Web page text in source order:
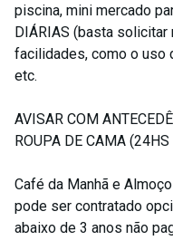
piscina, mini mercado
DIÁRIAS (basta
facilidades, como o uso
etc.
AVISAR COM
ROUPA DE CAMA
Café da Manhã e
pode ser contratado
abaixo de 3 anos não